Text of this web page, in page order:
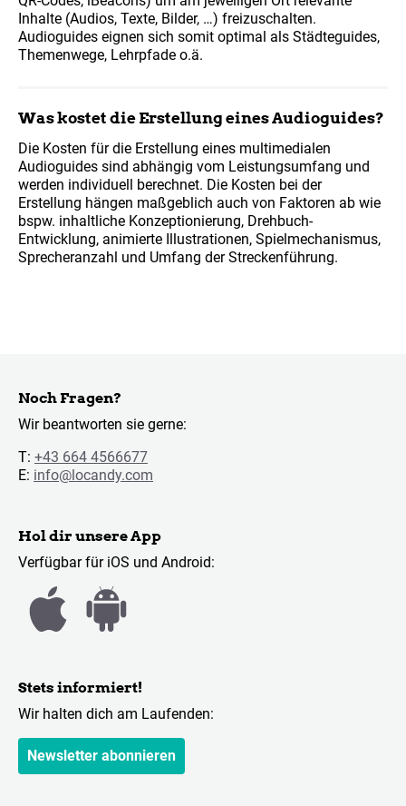
Inhalte (Audios, Texte, Bilder, …) freizuschalten.
Audioguides eignen sich somit optimal als Städteguides,
Themenwege, Lehrpfade o.ä.
Was kostet die Erstellung eines Audioguides?
Die Kosten für die Erstellung eines multimedialen
Audioguides sind abhängig vom Leistungsumfang und
werden individuell berechnet. Die Kosten bei der
Erstellung hängen maßgeblich auch von Faktoren ab wie
bspw. inhaltliche Konzeptionierung, Drehbuch-
Entwicklung, animierte Illustrationen, Spielmechanismus,
Sprecheranzahl und Umfang der Streckenführung.
Noch Fragen?
Wir beantworten sie gerne:
T: +43 664 4566677
E: info@locandy.com
Hol dir unsere App
Verfügbar für iOS und Android:
Stets informiert!
Wir halten dich am Laufenden:
Newsletter abonnieren